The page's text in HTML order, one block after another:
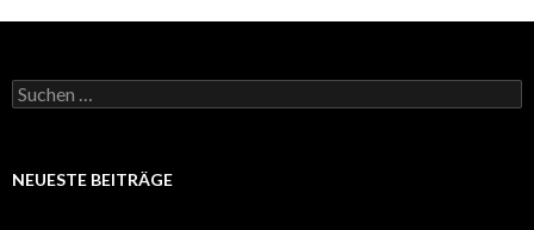
Suchen
nach:
NEUESTE BEITRÄGE